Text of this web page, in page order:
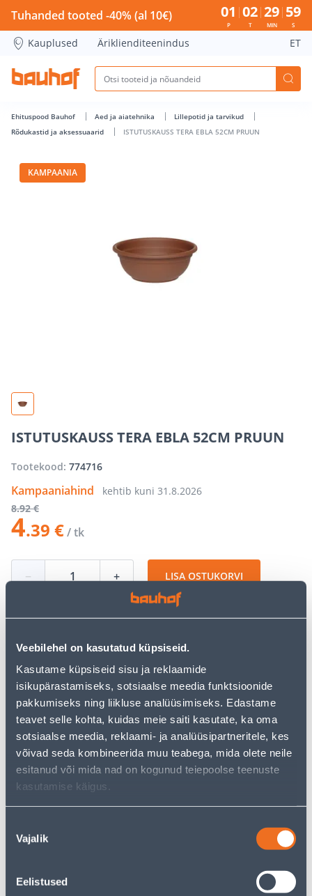
Veebilehel on kasutatud küpsiseid.
Kasutame küpsiseid sisu ja reklaamide
isikupärastamiseks, sotsiaalse meedia funktsioonide
pakkumiseks ning liikluse analüüsimiseks. Edastame
teavet selle kohta, kuidas meie saiti kasutate, ka oma
sotsiaalse meedia, reklaami- ja analüüsipartneritele, kes
võivad seda kombineerida muu teabega, mida olete neile
esitanud või mida nad on kogunud teiepoolse teenuste
kasutamise käigus.
valik
Vajalik
Eelistused
ISTUTUSKAUSS TERA EBLA 52CM PRUUN - Bauhof has
Tuhanded tooted -40% (al 10€) 01
P
02
T
29
MIN
59
S
Kauplused Äriklienditeenindus ET
Ehituspood Bauhof Aed ja aiatehnika
Lillepotid ja tarvikud
Rõdukastid ja aksessuaarid
ISTUTUSKAUSS TERA EBLA 52CM PRUUN
KAMPAANIA
ISTUTUSKAUSS TERA EBLA 52CM PRUUN
Tootekood: 774716
Kampaaniahind kehtib kuni 31.8.2026
8.92 €
4.39 €/ tk
− + LISA OSTUKORVI
Vaata saadavust
• Taaskasutatud plastist kauss.
• Mõõtmetega 52 x 52 x 15,5 cm.
• Sobib kasutamiseks nii sise- kui ka välistingimustes,
vastupidav nii madalatele kui ka kõrgematele
temperatuuridele.
• 14-päevane tagastusõigus